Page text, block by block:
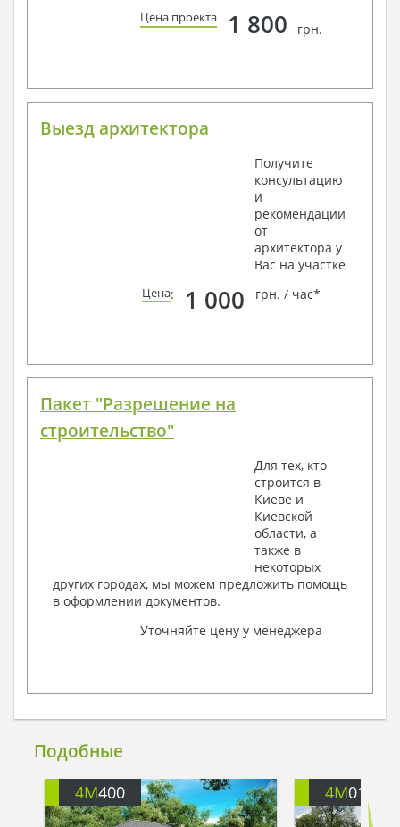
Цена проекта 1 800 грн.
Выезд архитектора
Получите
консультацию
и
рекомендации
от
архитектора у
Вас на участке
Цена: 1 000 грн. / час*
Пакет "Разрешение на
строительство"
Для тех, кто
строится в
Киеве и
Киевской
области, а
также в
некоторых
других городах, мы можем предложить помощь
в оформлении документов.
Уточняйте цену у менеджера
Подобные
4M400 4M011F